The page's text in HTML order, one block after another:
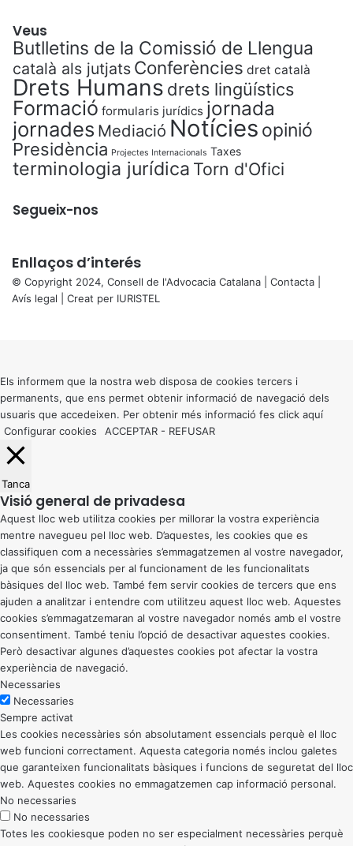
Veus
Butlletins de la Comissió de Llengua
català als jutjats Conferències dret català
Drets Humans drets lingüístics
Formació formularis jurídics jornada
jornades Mediació Notícies opinió
Presidència Projectes Internacionals Taxes
terminologia jurídica Torn d'Ofici
Segueix-nos
Enllaços d’interés
© Copyright 2024, Consell de l'Advocacia Catalana | Contacta
Avís legal | Creat per IURISTEL
button
Els informem que la nostra web disposa de cookies tercers i
permanents, que ens permet obtenir informació de navegació dels
usuaris que accedeixen. Per obtenir més informació fes click aquí
Configurar cookies
ACCEPTAR - REFUSAR
Tanca
Visió general de privadesa
Aquest lloc web utilitza cookies per millorar la vostra experiència
mentre navegueu pel lloc web. D’aquestes, les cookies que es
classifiquen com a necessàries s’emmagatzemen al vostre navegador,
ja que són essencials per al funcionament de les funcionalitats
bàsiques del lloc web. També fem servir cookies de tercers que ens
ajuden a analitzar i entendre com utilitzeu aquest lloc web. Aquestes
cookies s’emmagatzemaran al vostre navegador només amb el vostre
consentiment. També teniu l’opció de desactivar aquestes cookies.
Però desactivar algunes d’aquestes cookies pot afectar la vostra
experiència de navegació.
Necessaries
Necessaries
Sempre activat
Les cookies necessàries són absolutament essencials perquè el lloc
web funcioni correctament. Aquesta categoria només inclou galetes
que garanteixen funcionalitats bàsiques i funcions de seguretat del lloc
web. Aquestes cookies no emmagatzemen cap informació personal.
No necessaries
No necessaries
Totes les cookiesque poden no ser especialment necessàries perquè